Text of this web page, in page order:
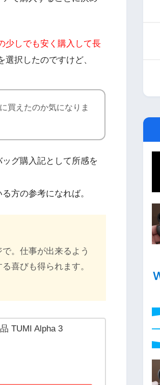
少しでも安く購入して長
択したのですけど、
買えたのか気になりま
グ購入記として所感を
方の参考になれば。
。仕事が出来るよう
喜びも得られます。
TUMI Alpha 3